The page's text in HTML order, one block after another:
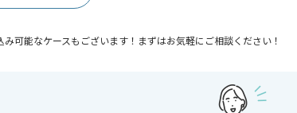
可能なケースもございます！まずはお気軽にご相談ください！